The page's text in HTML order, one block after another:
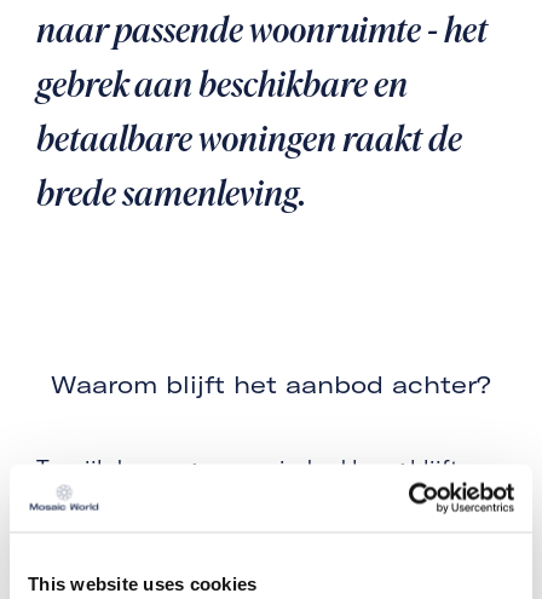
This website uses cookies
naar passende woonruimte - het
gebrek aan beschikbare en
betaalbare woningen raakt de
brede samenleving.
Waarom blijft het aanbod achter?
Terwijl de vraag onverminderd hoog blijft,
stagneert de woningproductie. In 2024
per jaar (Staat van de Volkshuisvesting